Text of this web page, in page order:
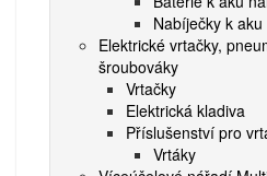
Nabíječky k
Elektrické vrtačky,
šroubováky
Vrtačky
Elektrická kladiva
Příslušenství pro
Vrtáky